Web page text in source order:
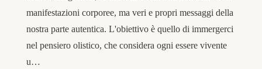
manifestazioni corporee, ma veri e propri messaggi della
nostra parte autentica. L'obiettivo è quello di immergerci
nel pensiero olistico, che considera ogni essere vivente
u…